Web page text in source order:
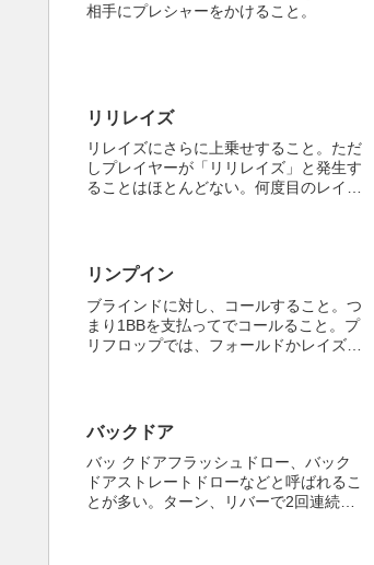
相手にプレシャーをかけること。
リリレイズ
リレイズにさらに上乗せすること。ただ
しプレイヤーが「リリレイズ」と発生す
ることはほとんどない。何度目のレイズ
リンプイン
ブラインドに対し、コールすること。つ
まり1BBを支払ってでコールること。プ
リフロップでは、フォールドかレイズを
が多い）。ただし、リン...
バックドア
バッ クドアフラッシュドロー、バック
ドアストレートドローなどと呼ばれるこ
とが多い。ターン、リバーで2回連続し